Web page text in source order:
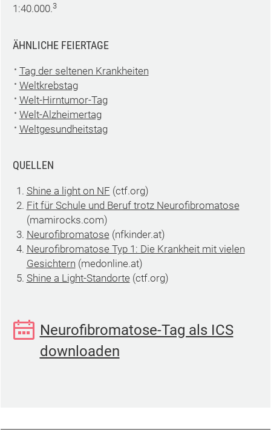
1:40.000.3
ÄHNLICHE FEIERTAGE
Tag der seltenen Krankheiten
Weltkrebstag
Welt-Hirntumor-Tag
Welt-Alzheimertag
Weltgesundheitstag
QUELLEN
Shine a light on NF (ctf.org)
Fit für Schule und Beruf trotz Neurofibromatose
(mamirocks.com)
Neurofibromatose(nfkinder.at)
Neurofibromatose Typ 1: Die Krankheit mit vielen
Gesichtern (medonline.at)
Shine a Light-Standorte(ctf.org)
Neurofibromatose-Tag als ICS
downloaden